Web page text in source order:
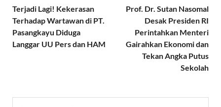
Terjadi Lagi! Kekerasan
Terhadap Wartawan di PT.
Pasangkayu Diduga
Langgar UU Pers dan HAM
Prof. Dr. Sutan Nasomal
Desak Presiden RI
Perintahkan Menteri
Gairahkan Ekonomi dan
Tekan Angka Putus
Sekolah